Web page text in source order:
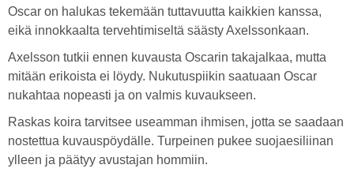
Oscar on halukas tekemään tuttavuutta kaikkien kanssa,
eikä innokkaalta tervehtimiseltä säästy Axelssonkaan.
Axelsson tutkii ennen kuvausta Oscarin takajalkaa, mutta
mitään erikoista ei löydy. Nukutuspiikin saatuaan Oscar
nukahtaa nopeasti ja on valmis kuvaukseen.
Raskas koira tarvitsee useamman ihmisen, jotta se saadaan
nostettua kuvauspöydälle. Turpeinen pukee suojaesiliinan
ylleen ja päätyy avustajan hommiin.